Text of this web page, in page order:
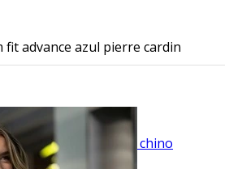
advance azul pierre cardin